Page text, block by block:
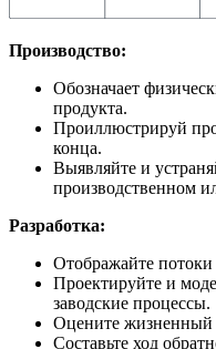
Производство:
Обозначает
продукта.
Проиллюстрируй
конца.
Выявляйте и
производственном
Разработка:
Отображайте
Проектируйте и
заводские процессы.
Оцените жизненный
Составьте ход